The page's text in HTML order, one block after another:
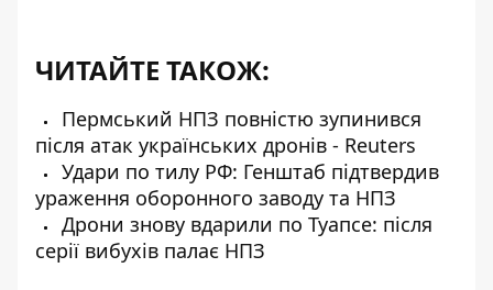
ЧИТАЙТЕ ТАКОЖ:
Пермський НПЗ повністю зупинився
після атак українських дронів - Reuters
Удари по тилу РФ: Генштаб підтвердив
ураження оборонного заводу та НПЗ
Дрони знову вдарили по Туапсе: після
серії вибухів палає НПЗ